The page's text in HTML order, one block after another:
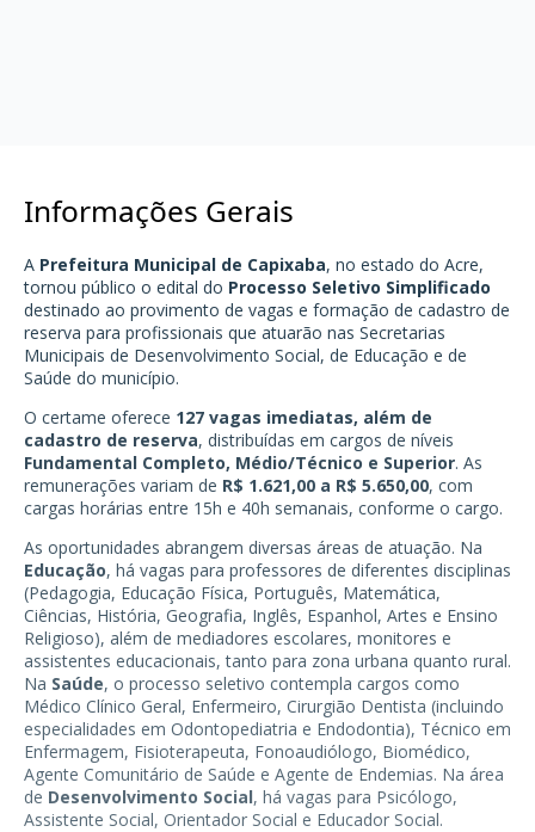
Informações Gerais
A Prefeitura Municipal de Capixaba, no estado do Acre,
tornou público o edital do Processo Seletivo Simplificado
destinado ao provimento de vagas e formação de cadastro de
reserva para profissionais que atuarão nas Secretarias
Municipais de Desenvolvimento Social, de Educação e de
Saúde do município.
O certame oferece 127 vagas imediatas, além de
cadastro de reserva, distribuídas em cargos de níveis
Fundamental Completo, Médio/Técnico e Superior. As
remunerações variam de R$ 1.621,00 a R$ 5.650,00, com
cargas horárias entre 15h e 40h semanais, conforme o cargo.
As oportunidades abrangem diversas áreas de atuação. Na
Educação, há vagas para professores de diferentes disciplinas
(Pedagogia, Educação Física, Português, Matemática,
Ciências, História, Geografia, Inglês, Espanhol, Artes e Ensino
Religioso), além de mediadores escolares, monitores e
assistentes educacionais, tanto para zona urbana quanto rural.
Na Saúde, o processo seletivo contempla cargos como
Médico Clínico Geral, Enfermeiro, Cirurgião Dentista (incluindo
especialidades em Odontopediatria e Endodontia), Técnico em
Enfermagem, Fisioterapeuta, Fonoaudiólogo, Biomédico,
Agente Comunitário de Saúde e Agente de Endemias. Na área
de Desenvolvimento Social, há vagas para Psicólogo,
Assistente Social, Orientador Social e Educador Social.